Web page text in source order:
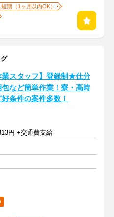
短期（1ヶ月以内OK）
業スタッフ】登録制★仕分
包など簡単作業！寮・高時
条件の案件多数！
円 +交通費支給